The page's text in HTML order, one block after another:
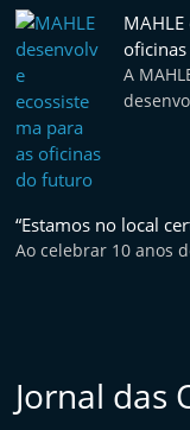
oficinas
A
“Estamos no local
Ao celebrar 10 anos
Jornal das